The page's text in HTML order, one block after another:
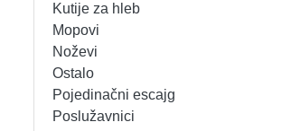
PEGLE ZA KOSU
PIZZA PEKAČI
PODNE VAGE
SECKALICE
ŠERPE
SERVERI
Kutije za hleb
Mopovi
Noževi
Ostalo
Pojedinačni escajg
Poslužavnici